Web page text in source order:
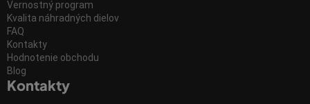
Vernostný program
Kvalita náhradných dielov
FAQ
Kontakty
Hodnotenie obchodu
Blog
Kontakty